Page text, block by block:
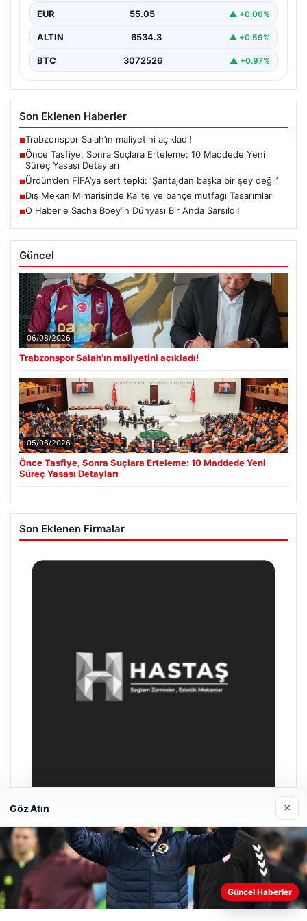
yasa…
EUR 55.05 ▲ +0.06%
ALTIN 6534.3 ▲ +0.59%
BTC 3072526 ▲ +0.97%
Son Eklenen Haberler
■Trabzonspor Salah’ın maliyetini açıkladı!
■Önce Tasfiye, Sonra Suçlara Erteleme: 10 Maddede Yeni
Süreç Yasası Detayları
■Ürdün’den FIFA’ya sert tepki: ‘Şantajdan başka bir şey değil’
■Dış Mekan Mimarisinde Kalite ve bahçe mutfağı Tasarımları
■O Haberle Sacha Boey’in Dünyası Bir Anda Sarsıldı!
Güncel
06/08/2026
Trabzonspor Salah’ın maliyetini açıkladı!
05/08/2026
Önce Tasfiye, Sonra Suçlara Erteleme: 10 Maddede Yeni
Süreç Yasası Detayları
Son Eklenen Firmalar
Enes Kaplan Avukatlık Bürosu
28/04/2026
Web sitemizi nasıl kullandığınızı daha iyi anlayabilmek,
deneyiminizi kişiselleştirmek ve geliştirmek amacıyla çerezler
Göz Atın ×
Güncel Haberler